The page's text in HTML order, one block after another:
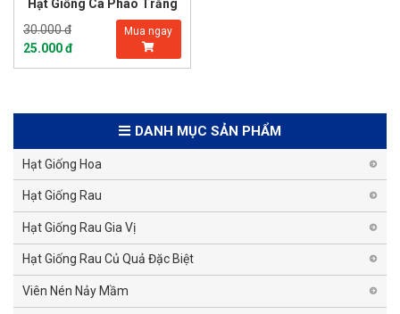
Hạt Giống Cà Pháo Trắng
30.000 đ
25.000 đ
Mua ngay
DANH MỤC SẢN PHẨM
Hạt Giống Hoa
Hạt Giống Rau
Hạt Giống Rau Gia Vị
Hạt Giống Rau Củ Quả Đặc Biệt
Viên Nén Nảy Mầm